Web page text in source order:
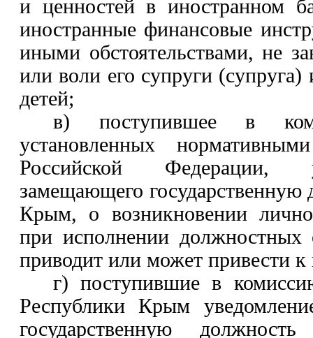
и ценностей в иностранном
иностранные финансовые
иными обстоятельствами, не
или воли его супруги
детей;
в) поступившее в
установленных
Российской Федерации,
замещающего государственную
Крым,
о возникновении
при исполнении должностных
приводит или может привести к
г) поступившие в
Республики Крым
государственную